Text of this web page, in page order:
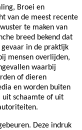
Broei en
van de meest recente
te maken van
breed bekend dat
gevaar in de praktijk
mensen overlijden,
waarbij
of dieren
en worden buiten
uit schaamte of uit
Deze indruk